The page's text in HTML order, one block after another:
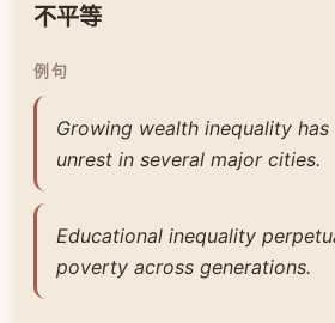
不平等
例句
Growing wealth inequality
unrest in several major cities.
Educational inequality
poverty across generations.